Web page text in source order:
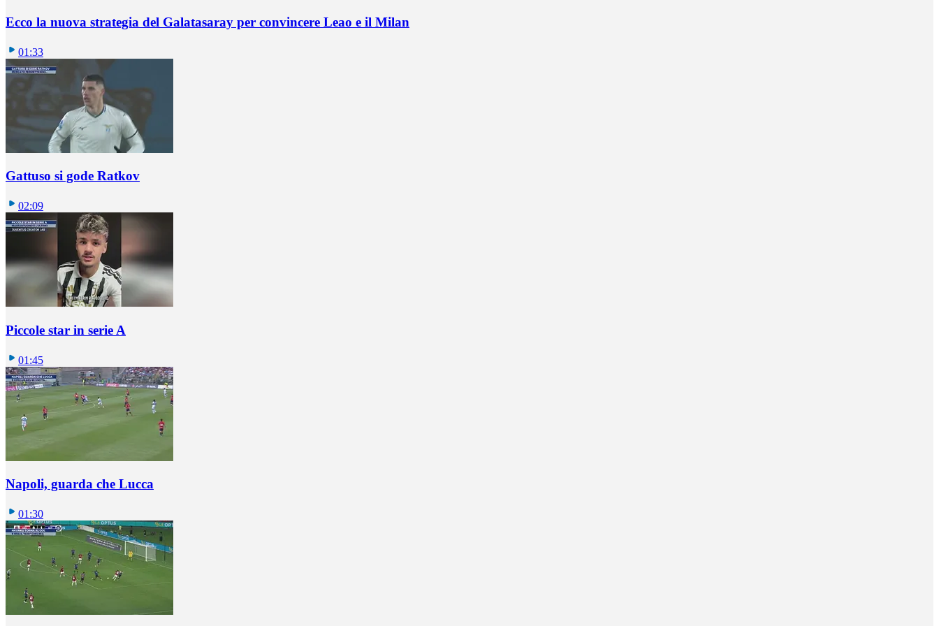
Ecco la nuova strategia del Galatasaray per convincere Leao e il Milan
01:33
Gattuso si gode Ratkov
02:09
Piccole star in serie A
01:45
Napoli, guarda che Lucca
01:30